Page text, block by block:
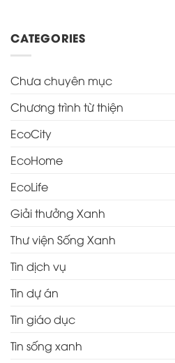
CATEGORIES
Chưa chuyên mục
Chương trình từ thiện
EcoCity
EcoHome
EcoLife
Giải thưởng Xanh
Thư viện Sống Xanh
Tin dịch vụ
Tin dự án
Tin giáo dục
Tin sống xanh